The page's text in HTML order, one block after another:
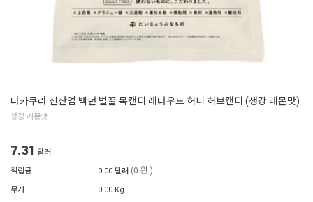
다카쿠라 신산업 백년 벌꿀 목캔디 레더우드 허니 허브캔디 (생강 레몬맛)
생강 레몬맛
7.31 달러
적립금
0.00 달러 (0 원 )
무게 0.00 Kg